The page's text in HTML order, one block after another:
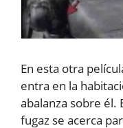
En esta otra
entra en la
abalanza sobre él.
fugaz se acerca